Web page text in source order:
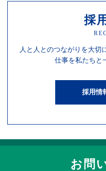
採
人と人とのつながりを大切
仕事を私たちと
採用情
お問